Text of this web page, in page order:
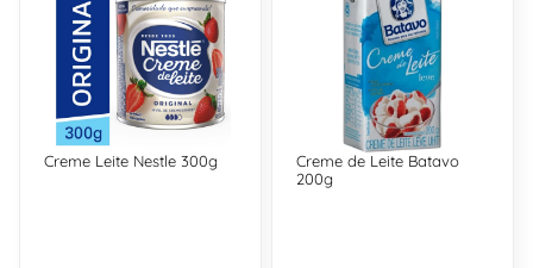
Creme Leite Nestle 300g
Creme de Leite Batavo
200g